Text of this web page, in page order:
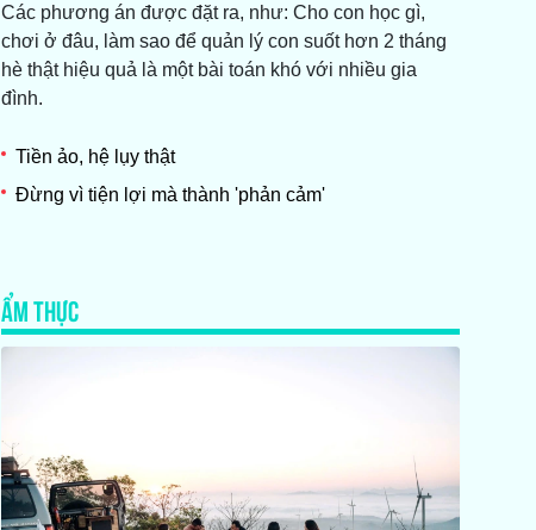
Các phương án được đặt ra, như: Cho con học gì,
chơi ở đâu, làm sao để quản lý con suốt hơn 2 tháng
hè thật hiệu quả là một bài toán khó với nhiều gia
đình.
Tiền ảo, hệ lụy thật
Đừng vì tiện lợi mà thành 'phản cảm'
ẨM THỰC